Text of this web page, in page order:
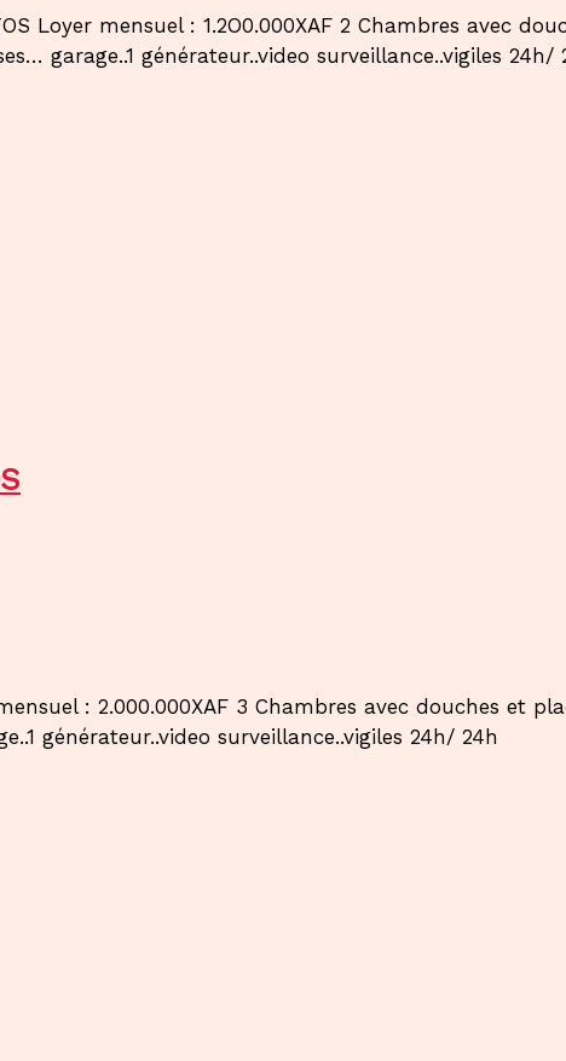
Loyer mensuel : 1.2O0.000XAF 2 Chambres avec
garage..1 générateur..video surveillance..vigiles 24h/
: 2.000.000XAF 3 Chambres avec douches et
générateur..video surveillance..vigiles 24h/ 24h